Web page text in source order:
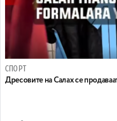
СПОРТ
Дресовите на Салах се